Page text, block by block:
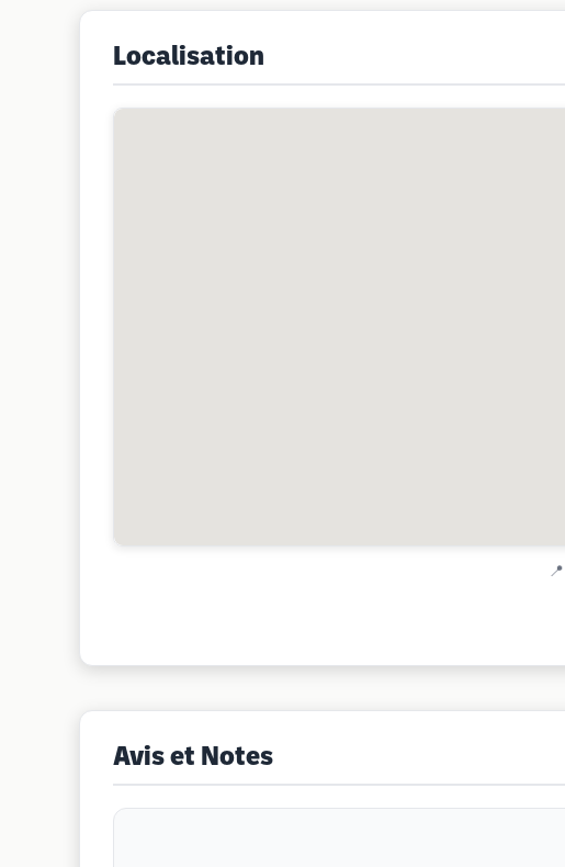
Localisation
📍
Avis et Notes